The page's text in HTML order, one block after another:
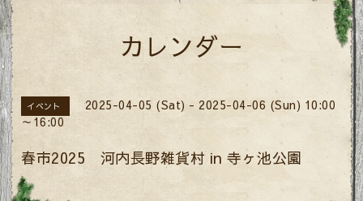
カレンダー
イベント
2025-04-05 (Sat) - 2025-04-06 (Sun) 10:00
～16:00
春市2025 河内長野雑貨村 in 寺ヶ池公園